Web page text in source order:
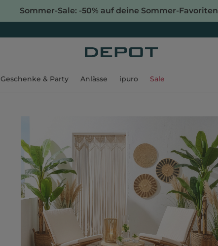
Sommer-Sale: -50% auf deine Sommer-Favoriten
Geschenke & Party Anlässe ipuro Sale